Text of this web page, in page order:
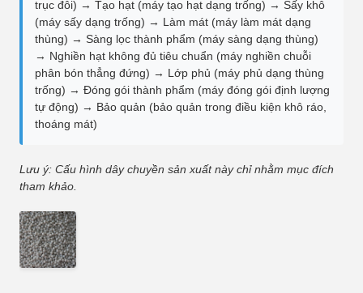
trục đôi) → Tạo hạt (máy tạo hạt dạng trống) → Sấy khô
(máy sấy dạng trống) → Làm mát (máy làm mát dạng
thùng) → Sàng lọc thành phẩm (máy sàng dạng thùng)
→ Nghiền hạt không đủ tiêu chuẩn (máy nghiền chuỗi
phân bón thẳng đứng) → Lớp phủ (máy phủ dạng thùng
trống) → Đóng gói thành phẩm (máy đóng gói định lượng
tự động) → Bảo quản (bảo quản trong điều kiện khô ráo,
thoáng mát)
Lưu ý: Cấu hình dây chuyền sản xuất này chỉ nhằm mục đích
tham khảo.